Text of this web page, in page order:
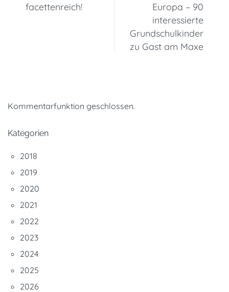
facettenreich!
Europa – 90
interessierte
Grundschulkinder
zu Gast am Maxe
Kommentarfunktion geschlossen.
Kategorien
2018
2019
2020
2021
2022
2023
2024
2025
2026